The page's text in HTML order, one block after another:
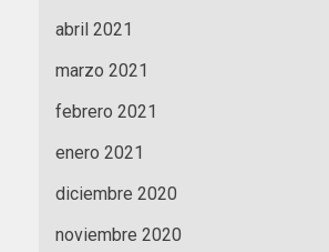
abril 2021
marzo 2021
febrero 2021
enero 2021
diciembre 2020
noviembre 2020